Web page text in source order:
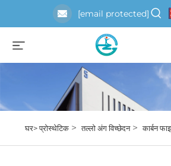
[email protected]
घर>प्रोस्थेटिक>तल्लो अंग विच्छेदन>कार्बन